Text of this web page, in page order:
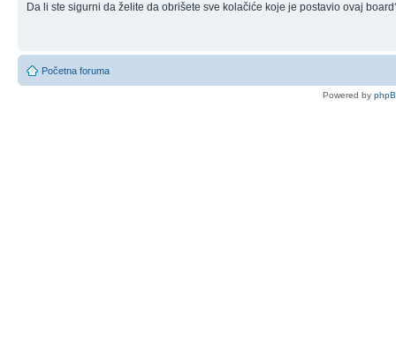
Da li ste sigurni da želite da obrišete sve kolačiće koje je postavio ovaj
Početna foruma
Powered by